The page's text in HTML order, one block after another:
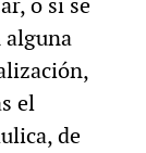
o si se
alguna
el
de